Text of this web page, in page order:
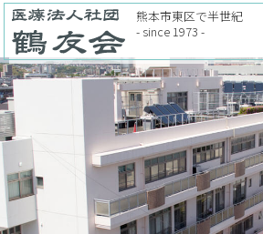
熊本市東区で半世紀
- since 1973 -